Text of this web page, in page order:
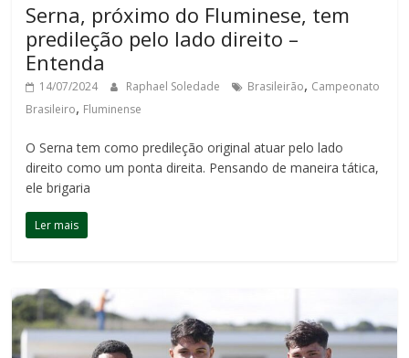
Serna, próximo do Fluminese, tem
predileção pelo lado direito –
Entenda
14/07/2024 Raphael Soledade Brasileirão, Campeonato
Brasileiro, Fluminense
O Serna tem como predileção original atuar pelo lado
direito como um ponta direita. Pensando de maneira tática,
ele brigaria
Ler mais